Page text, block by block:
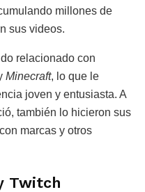
millones de
sus videos.
relacionado con
Minecraft, lo que le
joven y entusiasta. A
también lo hicieron sus
marcas y otros
Twitch